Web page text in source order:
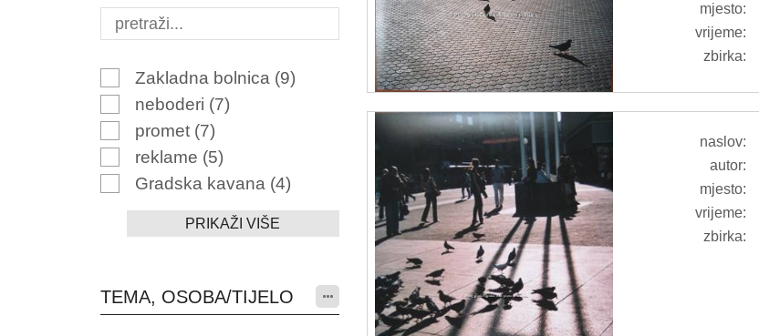
Zakladna bolnica (9)
neboderi (7)
promet (7)
reklame (5)
Gradska kavana (4)
PRIKAŽI VIŠE
TEMA, OSOBA/TIJELO
mjesto:
vrijeme:
zbirka:
naslov:
autor:
mjesto:
vrijeme:
zbirka: